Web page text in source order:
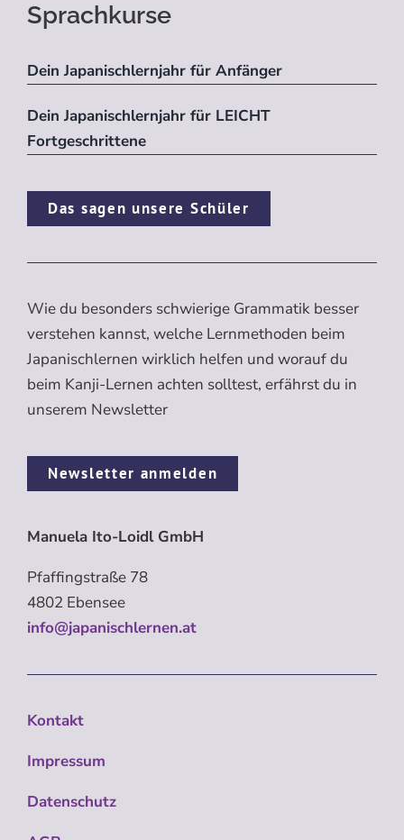
Sprachkurse
Dein Japanischlernjahr für Anfänger
Dein Japanischlernjahr für LEICHT
Fortgeschrittene
Das sagen unsere Schüler
Wie du besonders schwierige Grammatik besser
verstehen kannst, welche Lernmethoden beim
Japanischlernen wirklich helfen und worauf du
beim Kanji-Lernen achten solltest, erfährst du in
unserem Newsletter
Newsletter anmelden
Manuela Ito-Loidl GmbH
Pfaffingstraße 78
4802 Ebensee
info@japanischlernen.at
Kontakt
Impressum
Datenschutz